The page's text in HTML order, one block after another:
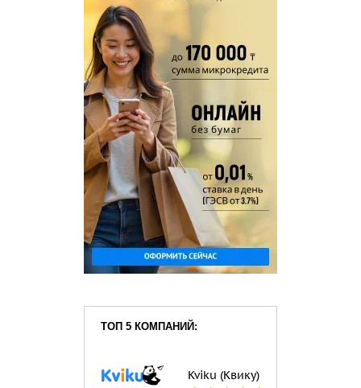
ТОП 5 КОМПАНИЙ:
Kviku (Квику)